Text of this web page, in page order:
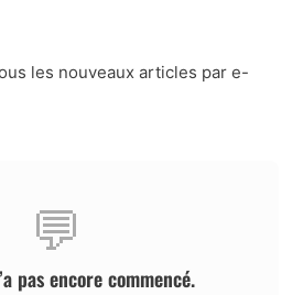
les nouveaux articles par e-
💬
pas encore commencé.